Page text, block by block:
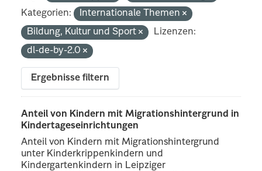
Kategorien:
Internationale Themen
Bildung, Kultur und Sport
Lizenzen:
dl-de-by-2.0
Ergebnisse filtern
Anteil von Kindern mit Migrationshintergrund in
Kindertageseinrichtungen
Anteil von Kindern mit Migrationshintergrund
unter Kinderkrippenkindern und
Kindergartenkindern in Leipziger